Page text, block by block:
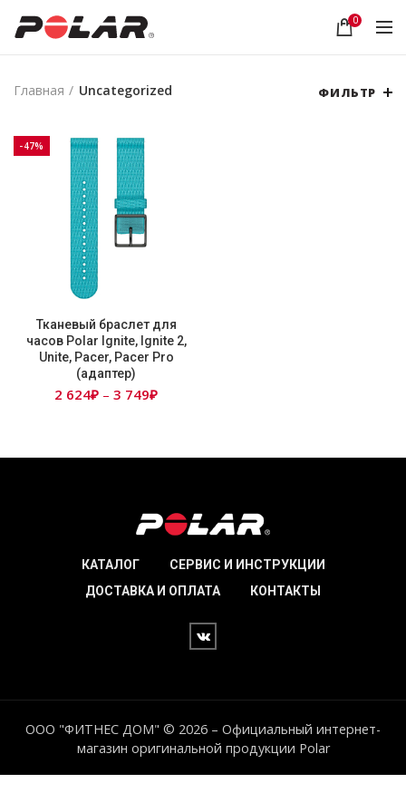
0
Главная Uncategorized ФИЛЬТР
-47%
Тканевый браслет для
часов Polar Ignite, Ignite 2,
Unite, Pacer, Pacer Pro
(адаптер)
2 624₽ – 3 749₽Диапазон
–
КАТАЛОГ
СЕРВИС И ИНСТРУКЦИИ
ДОСТАВКА И ОПЛАТА
КОНТАКТЫ
ООО "ФИТНЕС ДОМ" © 2026 – Официальный интернет-
магазин оригинальной продукции Polar